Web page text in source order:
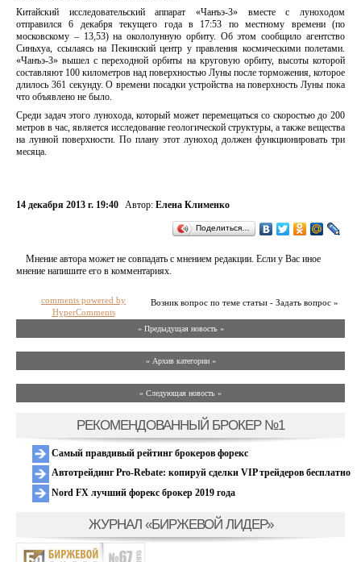
Китайский исследовательский аппарат «Чанъэ-3» вместе с луноходом
отправился 6 декабря текущего года в 17:53 по местному времени (по
московскому – 13,53) на окололунную орбиту. Об этом сообщило агентство
Синьхуа, ссылаясь на Пекинский центр у правления космическими полетами.
«Чанъэ-3» вышел с переходной орбиты на круговую орбиту, высоты которой
составляют 100 километров над поверхностью Луны после торможения, которое
длилось 361 секунду. О времени посадки устройства на поверхность Луны пока
что объявлено не было.
Среди задач этого лунохода, который может перемещаться со скоростью до 200
метров в час, является исследование геологической структуры, а также вещества
на лунной поверхности. По плану этот луноход должен функционировать три
месяца.
14 декабря 2013 г. 19:40 Автор: Елена Клименко
Поделиться…
Мнение автора может не совпадать с мнением редакции. Если у Вас иное
мнение напишите его в комментариях.
Возник вопрос по теме статьи - Задать вопрос »
comments powered by
HyperComments
« Предыдущая новость «
» Архив категории «
» Следующая новость »
РЕКОМЕНДОВАННЫЙ БРОКЕР №1
Самый правдивый рейтинг брокеров форекс
Автотрейдинг Pro-Rebate: копируй сделки VIP трейдеров бесплатно
Nord FX лучший форекс брокер 2019 года
ЖУРНАЛ «БИРЖЕВОЙ ЛИДЕР»